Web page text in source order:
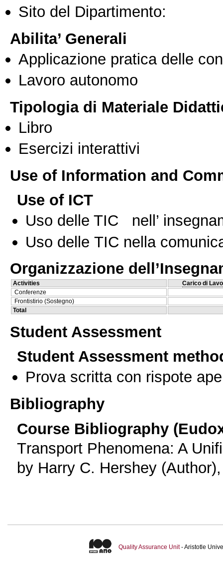
Sito del Dipartimento:
Abilita’ Generali
Applicazione pratica delle
Lavoro autonomo
Tipologia di Materiale
Libro
Esercizi interattivi
Use of Information and
Use of ICT
Uso delle TIC nell’
Uso delle TIC nella
Organizzazione
Activities
Carico di
Conferenze
Frontistirio (Sostegno)
Total
Student Assessment
Student Assessment
Prova scritta con rispote
Bibliography
Course Bibliography
Τransport Phenomena: A
by Harry C. Hershey
Quality Assurance Unit- Aristotle